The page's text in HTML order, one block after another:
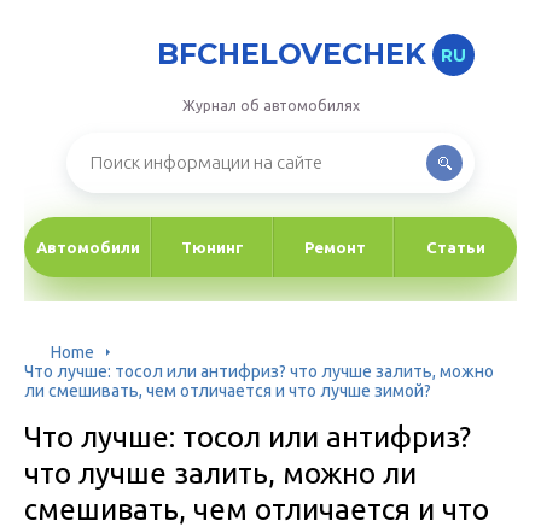
BFCHELOVECHEK RU
Журнал об автомобилях
Автомобили Тюнинг Ремонт Статьи
Home
Что лучше: тосол или антифриз? что лучше залить, можно
ли смешивать, чем отличается и что лучше зимой?
Что лучше: тосол или антифриз?
что лучше залить, можно ли
смешивать, чем отличается и что